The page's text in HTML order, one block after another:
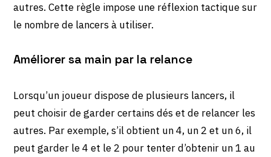
autres. Cette règle impose une réflexion tactique sur
le nombre de lancers à utiliser.
Améliorer sa main par la relance
Lorsqu’un joueur dispose de plusieurs lancers, il
peut choisir de garder certains dés et de relancer les
autres. Par exemple, s’il obtient un 4, un 2 et un 6, il
peut garder le 4 et le 2 pour tenter d’obtenir un 1 au